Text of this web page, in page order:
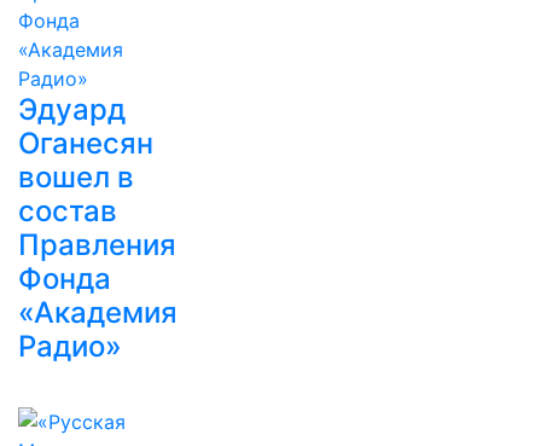
Эдуард
Оганесян
вошел в
состав
Правления
Фонда
«Академия
Радио»